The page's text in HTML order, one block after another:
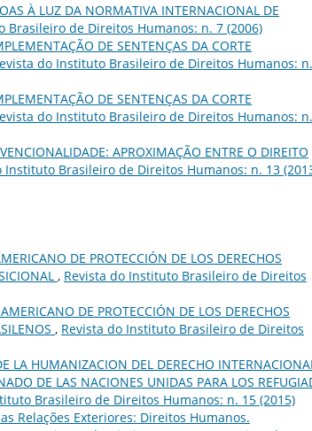
À LUZ DA NORMATIVA INTERNACIONAL DE
Brasileiro de Direitos Humanos: n. 7 (2006)
DE SENTENÇAS DA CORTE
do Instituto Brasileiro de Direitos Humanos:
DE SENTENÇAS DA CORTE
do Instituto Brasileiro de Direitos Humanos:
APROXIMAÇÃO ENTRE O DIREITO
Instituto Brasileiro de Direitos Humanos: n. 13
DE PROTECCIÓN DE LOS DERECHOS
, Revista do Instituto Brasileiro de Direitos
DE PROTECCIÓN DE LOS DERECHOS
, Revista do Instituto Brasileiro de Direitos
LA HUMANIZACION DEL DERECHO
DE LAS NACIONES UNIDAS PARA LOS
Brasileiro de Direitos Humanos: n. 15 (2015)
Relações Exteriores: Direitos Humanos.